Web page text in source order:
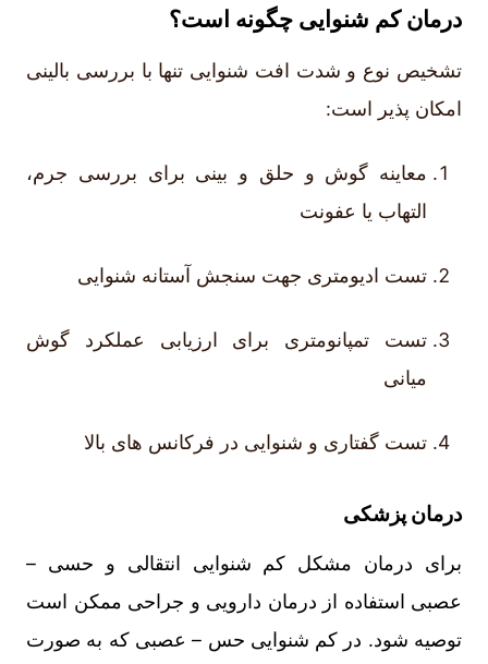
درمان کم شنوایی چگونه است؟
تشخیص نوع و شدت افت شنوایی تنها با بررسی بالینی
امکان پذیر است:
معاینه گوش و حلق و بینی برای بررسی جرم،
التهاب یا عفونت
تست ادیومتری جهت سنجش آستانه شنوایی
تست تمپانومتری برای ارزیابی عملکرد گوش
میانی
تست گفتاری و شنوایی در فرکانس های بالا
درمان پزشکی
برای درمان مشکل کم شنوایی انتقالی و حسی –
عصبی استفاده از درمان دارویی و جراحی ممکن است
توصیه شود. در کم شنوایی حس – عصبی که به صورت